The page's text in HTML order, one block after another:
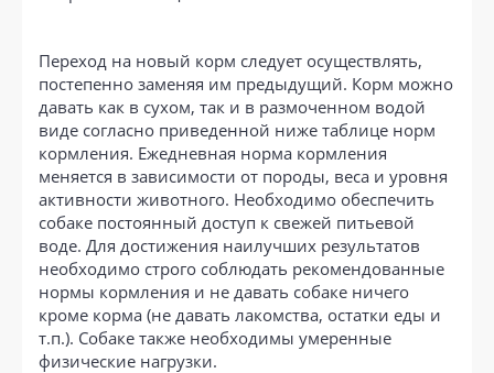
Переход на новый корм следует осуществлять,
постепенно заменяя им предыдущий. Корм можно
давать как в сухом, так и в размоченном водой
виде согласно приведенной ниже таблице норм
кормления. Ежедневная норма кормления
меняется в зависимости от породы, веса и уровня
активности животного. Необходимо обеспечить
собаке постоянный доступ к свежей питьевой
воде. Для достижения наилучших результатов
необходимо строго соблюдать рекомендованные
нормы кормления и не давать собаке ничего
кроме корма (не давать лакомства, остатки еды и
т.п.). Собаке также необходимы умеренные
физические нагрузки.